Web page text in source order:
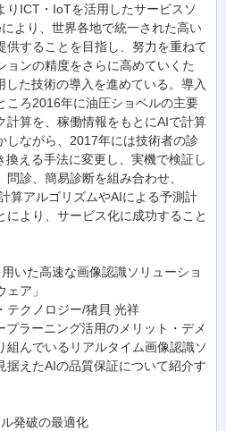
りICT・IoTを活用したサービスソ
より、世界各地で統一された高い
供することを目指し、努力を重ねて
ョンの精度をさらに高めていくた
た技術の導入を進めている。導入
ころ2016年に油圧ショベルの主要
計算を、稼働情報をもとにAIで計算
しながら、2017年には技術者の診
換える手法に変更し、実機で検証し
診、簡易診断を組み合わせ、
算アルゴリズムやAIによる予測計
より、サービス化に成功すること
いた高速な画像認識ソリューショ
ア」
テクノロジー/猪貝 光祥
ラーニング活用のメリット・デメ
組んでいるリアルタイム画像認識ソ
据えたAIの品質保証について紹介す
発破の最適化